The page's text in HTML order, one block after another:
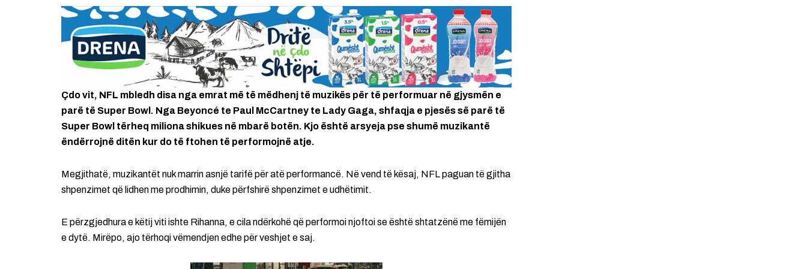
Çdo vit, NFL mbledh disa nga emrat më të mëdhenj të muzikës për të performuar në gjysmën e
parë të Super Bowl. Nga Beyoncé te Paul McCartney te Lady Gaga, shfaqja e pjesës së parë të
Super Bowl tërheq miliona shikues në mbarë botën. Kjo është arsyeja pse shumë muzikantë
ëndërrojnë ditën kur do të ftohen të performojnë atje.
Megjithatë, muzikantët nuk marrin asnjë tarifë për atë performancë. Në vend të kësaj, NFL paguan të gjitha
shpenzimet që lidhen me prodhimin, duke përfshirë shpenzimet e udhëtimit.
E përzgjedhura e këtij viti ishte Rihanna, e cila ndërkohë që performoi njoftoi se është shtatzënë me fëmijën
e dytë. Mirëpo, ajo tërhoqi vëmendjen edhe për veshjet e saj.